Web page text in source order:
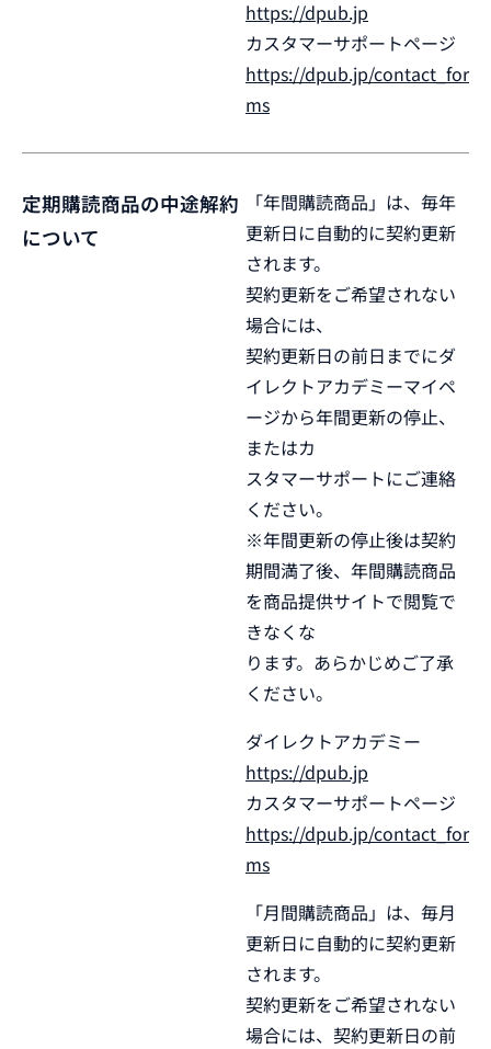
https://dpub.jp
カスタマーサポートページ
https://dpub.jp/contact_for
ms
定期購読商品の中途解約
について
「年間購読商品」は、毎年
更新日に自動的に契約更新
されます。
契約更新をご希望されない
場合には、
契約更新日の前日までにダ
イレクトアカデミーマイペ
ージから年間更新の停止、
またはカ
スタマーサポートにご連絡
ください。
※年間更新の停止後は契約
期間満了後、年間購読商品
を商品提供サイトで閲覧で
きなくな
ります。あらかじめご了承
ください。
ダイレクトアカデミー
https://dpub.jp
カスタマーサポートページ
https://dpub.jp/contact_for
ms
「月間購読商品」は、毎月
更新日に自動的に契約更新
されます。
契約更新をご希望されない
場合には、契約更新日の前